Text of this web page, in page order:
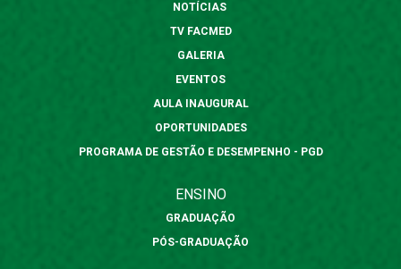
NOTÍCIAS
TV FACMED
GALERIA
EVENTOS
AULA INAUGURAL
OPORTUNIDADES
PROGRAMA DE GESTÃO E DESEMPENHO - PGD
ENSINO
GRADUAÇÃO
PÓS-GRADUAÇÃO